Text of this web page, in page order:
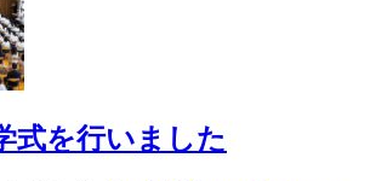
式を行いました